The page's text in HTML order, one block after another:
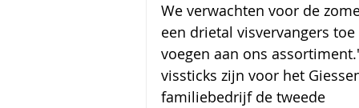
We verwachten voor de
een drietal visvervangers toe
voegen aan ons
vissticks zijn voor het
familiebedrijf de tweede